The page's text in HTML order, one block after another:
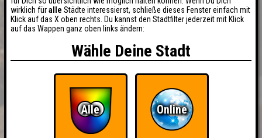
wirklich füralle Städte interessierst, schließe dieses Fenster einfach mit
Klick auf das X oben rechts. Du kannst den Stadtfilter jederzeit mit Klick
auf das Wappen ganz oben links ändern:
Wähle Deine Stadt
Alle Online